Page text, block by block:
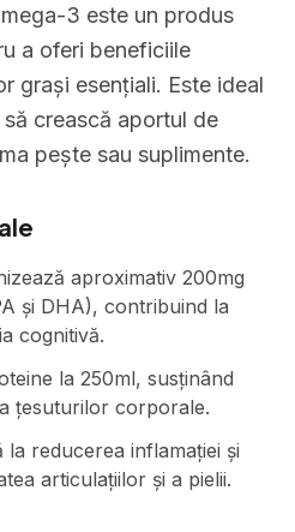
3 este un produs
a oferi beneficiile
grași esențiali. Este ideal
crească aportul de
pește sau suplimente.
aproximativ 200mg
și DHA), contribuind la
cognitivă.
la 250ml, susținând
țesuturilor corporale.
la reducerea inflamației și
articulațiilor și a pielii.